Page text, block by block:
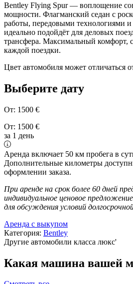
Bentley Flying Spur — воплощение
мощности. Флагманский седан с
работы, передовыми технологиями
идеально подойдёт для деловых
трансфера. Максимальный комфорт,
каждой поездки.
Цвет автомобиля может отличаться
Выберите дату
От: 1500 €
От: 1500 €
за 1 день
Аренда включает 50 км пробега в
Дополнительные километры
оформлении заказа.
При аренде на срок более 60 дней
индивидуальное ценовое
для обсуждения условий
Аренда с выкупом
Категория: Bentley
Другие автомобили класса люкс'
Какая машина вашей